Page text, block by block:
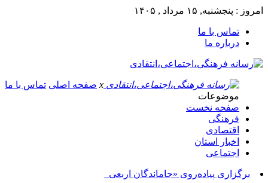
امروز : پنجشنبه, ۱۵ مرداد , ۱۴۰۵
تماس با ما
درباره ما
x صفحه اصلی تماس با ما
موضوعات
صفحه نخست
فرهنگی
اقتصادی
اخبار استان
اجتماعی
برگزاری پیاده‌روی «جاماندگان اربعین حسینی_